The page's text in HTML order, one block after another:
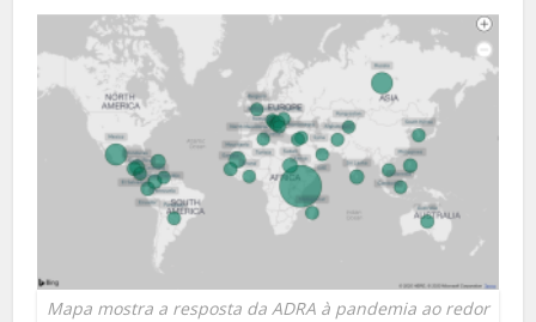
Mapa mostra a resposta da ADRA à pandemia ao redor